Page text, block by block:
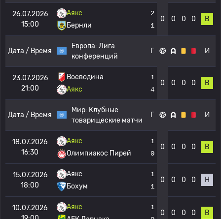
26.07.2026
15:00
Аякс
Бернли
2
1
0 0 0 0 В
Дата / Время
Европа: Лига
конференций
Г И
23.07.2026
21:00
Воеводина
Аякс
1
4
0 0 0 0 В
Дата / Время
Мир: Клубные
товарищеские матчи
Г И
18.07.2026
16:30
Аякс
Олимпиакос Пирей
1
0
0 0 0 0 В
15.07.2026
18:00
Аякс
Бохум
1
1
0 0 0 0 Н
10.07.2026
Аякс
1
0 0 0 0 В